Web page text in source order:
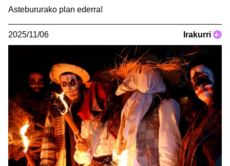
Astebururako plan ederra!
2025/11/06 Irakurri +